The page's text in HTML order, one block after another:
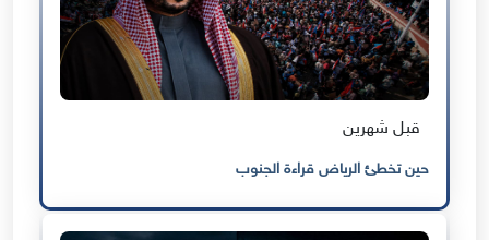
قبل شهرين
حين تخطئ الرياض قراءة الجنوب